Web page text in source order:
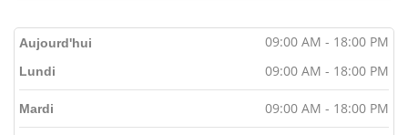
Aujourd'hui 09:00 AM - 18:00 PM
Lundi 09:00 AM - 18:00 PM
Mardi 09:00 AM - 18:00 PM